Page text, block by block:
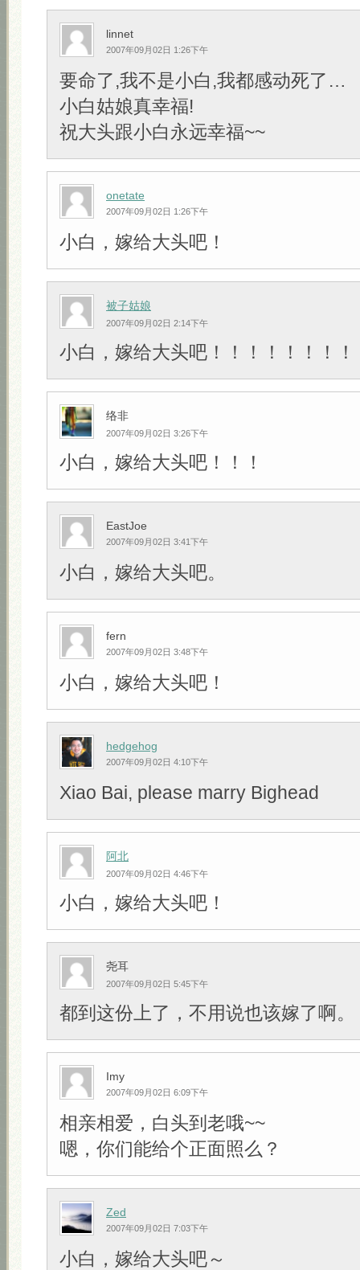
linnet
2007年09月02日 1:26下午
要命了,我不是小白,我都感动死了…
小白姑娘真幸福!
祝大头跟小白永远幸福~~
onetate
2007年09月02日 1:26下午
小白，嫁给大头吧！
被子姑娘
2007年09月02日 2:14下午
小白，嫁给大头吧！！！！！！！！
络非
2007年09月02日 3:26下午
小白，嫁给大头吧！！！
EastJoe
2007年09月02日 3:41下午
小白，嫁给大头吧。
fern
2007年09月02日 3:48下午
小白，嫁给大头吧！
hedgehog
2007年09月02日 4:10下午
Xiao Bai, please marry Bighead
阿北
2007年09月02日 4:46下午
小白，嫁给大头吧！
尧耳
2007年09月02日 5:45下午
都到这份上了，不用说也该嫁了啊。
Imy
2007年09月02日 6:09下午
相亲相爱，白头到老哦~~
嗯，你们能给个正面照么？
Zed
2007年09月02日 7:03下午
小白，嫁给大头吧～